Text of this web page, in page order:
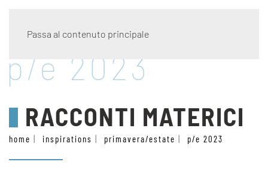
Passa al contenuto principale
p/e 2023
RACCONTI MATERICI
home inspirations primavera/estate p/e 2023